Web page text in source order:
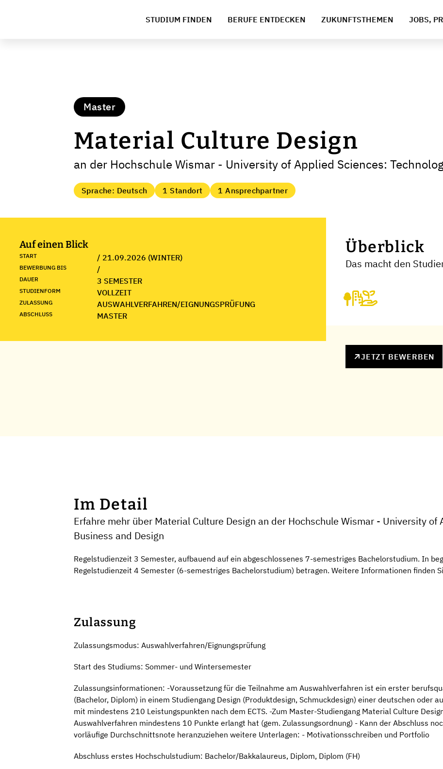
STUDIUM FINDEN BERUFE ENTDECKEN ZUKUNFTSTHEMEN JOBS,
Master
Material Culture Design
an der Hochschule Wismar - University of Applied Sciences:
Sprache: Deutsch 1 Standort 1 Ansprechpartner
Auf einen Blick
START / 21.09.2026 (WINTER)
BEWERBUNG BIS /
DAUER 3 SEMESTER
STUDIENFORM VOLLZEIT
ZULASSUNG AUSWAHLVERFAHREN/EIGNUNGSPRÜFUNG
ABSCHLUSS MASTER
Überblick
Das macht den
JETZT BEWERBEN
Im Detail
Erfahre mehr über Material Culture Design an der Hochschule Wismar - University of
Business and Design
Regelstudienzeit 3 Semester, aufbauend auf ein abgeschlossenes 7-semestriges Bachelorstudium. In
Regelstudienzeit 4 Semester (6-semestriges Bachelorstudium) betragen. Weitere Informationen finden
Zulassung
Zulassungsmodus: Auswahlverfahren/Eignungsprüfung
Start des Studiums: Sommer- und Wintersemester
Zulassungsinformationen: -Voraussetzung für die Teilnahme am Auswahlverfahren ist ein erster
(Bachelor, Diplom) in einem Studiengang Design (Produktdesign, Schmuckdesign) einer deutschen oder
mit mindestens 210 Leistungspunkten nach dem ECTS. -Zum Master-Studiengang Material Culture
Auswahlverfahren mindestens 10 Punkte erlangt hat (gem. Zulassungsordnung) - Kann der Abschluss
vorläufige Durchschnittsnote heranzuziehen weitere Unterlagen: - Motivationsschreiben und Portfolio
Abschluss erstes Hochschulstudium: Bachelor/Bakkalaureus, Diplom, Diplom (FH)